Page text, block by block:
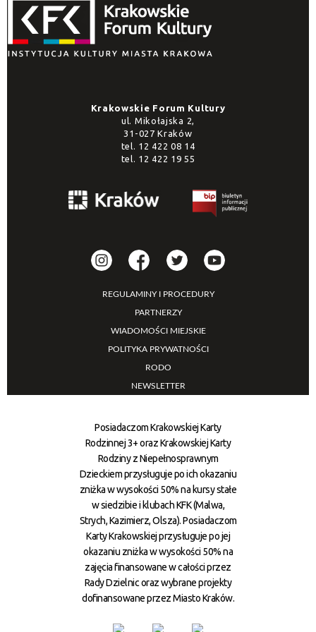
Promowane
Krakowskie Forum Kultury
ul. Mikołajska 2,
31-027 Kraków
tel. 12 422 08 14
tel. 12 422 19 55
REGULAMINY I PROCEDURY
PARTNERZY
WIADOMOŚCI MIEJSKIE
POLITYKA PRYWATNOŚCI
RODO
NEWSLETTER
Posiadaczom Krakowskiej Karty
Rodzinnej 3+ oraz Krakowskiej Karty
Rodziny z Niepełnosprawnym
Dzieckiem przysługuje po ich okazaniu
zniżka w wysokości 50% na kursy stałe
w siedzibie i klubach KFK (Malwa,
Strych, Kazimierz, Olsza). Posiadaczom
Karty Krakowskiej przysługuje po jej
okazaniu zniżka w wysokości 50% na
zajęcia finansowane w całości przez
Rady Dzielnic oraz wybrane projekty
dofinansowane przez Miasto Kraków.